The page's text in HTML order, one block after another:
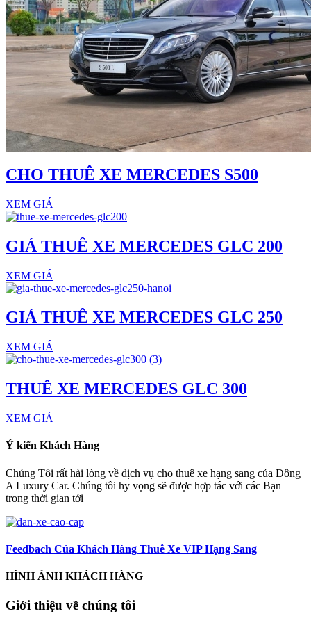
CHO THUÊ XE MERCEDES S500
XEM GIÁ
GIÁ THUÊ XE MERCEDES GLC 200
XEM GIÁ
GIÁ THUÊ XE MERCEDES GLC 250
XEM GIÁ
THUÊ XE MERCEDES GLC 300
XEM GIÁ
Ý kiến Khách Hàng
Chúng Tôi rất hài lòng về dịch vụ cho thuê xe hạng sang của Đông
A Luxury Car. Chúng tôi hy vọng sẽ được hợp tác với các Bạn
trong thời gian tới
Feedbach Của Khách Hàng Thuê Xe VIP Hạng Sang
HÌNH ẢNH KHÁCH HÀNG
Giới thiệu về chúng tôi